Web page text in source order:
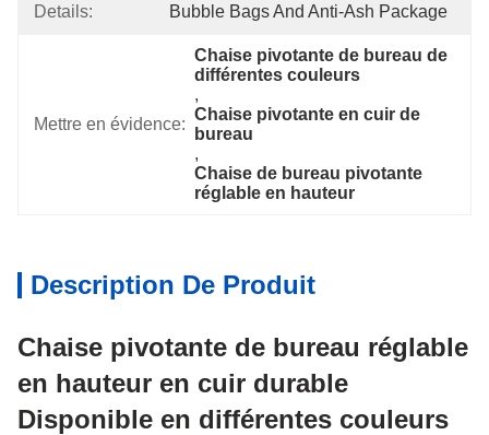
Details: Bubble Bags And Anti-Ash Package
Mettre en évidence:
Chaise pivotante de bureau de
différentes couleurs
,
Chaise pivotante en cuir de
bureau
,
Chaise de bureau pivotante
réglable en hauteur
Description De Produit
Chaise pivotante de bureau réglable
en hauteur en cuir durable
Disponible en différentes couleurs